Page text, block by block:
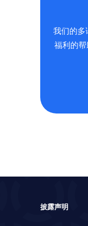
我们的多
福利的
披露声明